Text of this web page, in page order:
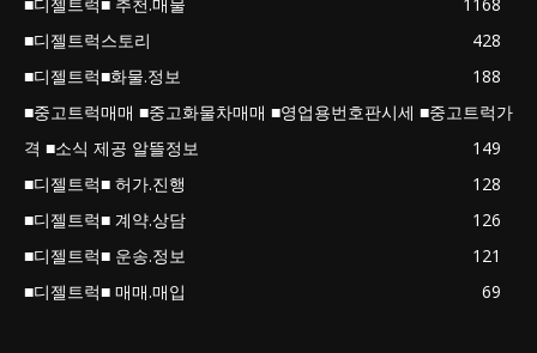
■디젤트럭스토리
428
■디젤트럭■화물.정보
188
■중고트럭매매 ■중고화물차매매 ■영업용번호판시세 ■중고트럭가
격 ■소식 제공 알뜰정보
149
■디젤트럭■ 허가.진행
128
■디젤트럭■ 계약.상담
126
■디젤트럭■ 운송.정보
121
■디젤트럭■ 매매.매입
69